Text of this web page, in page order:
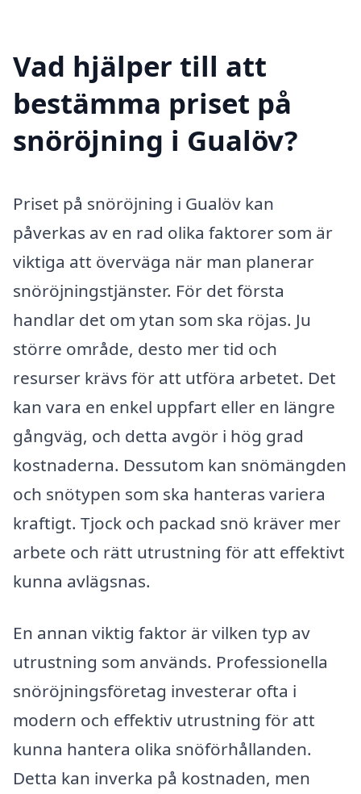
Vad hjälper till att
bestämma priset på
snöröjning i Gualöv?
Priset på snöröjning i Gualöv kan
påverkas av en rad olika faktorer som är
viktiga att överväga när man planerar
snöröjningstjänster. För det första
handlar det om ytan som ska röjas. Ju
större område, desto mer tid och
resurser krävs för att utföra arbetet. Det
kan vara en enkel uppfart eller en längre
gångväg, och detta avgör i hög grad
kostnaderna. Dessutom kan snömängden
och snötypen som ska hanteras variera
kraftigt. Tjock och packad snö kräver mer
arbete och rätt utrustning för att effektivt
kunna avlägsnas.
En annan viktig faktor är vilken typ av
utrustning som används. Professionella
snöröjningsföretag investerar ofta i
modern och effektiv utrustning för att
kunna hantera olika snöförhållanden.
Detta kan inverka på kostnaden, men